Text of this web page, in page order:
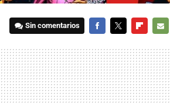
Sin comentarios
MAIL